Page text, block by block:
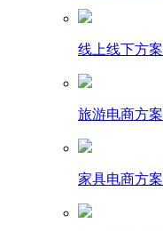
线上线下方案
旅游电商方案
家具电商方案